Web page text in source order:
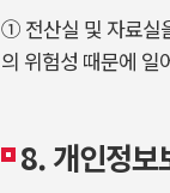
① 전산실 및 자료실
의 위험성 때문에 일
8. 개인정보